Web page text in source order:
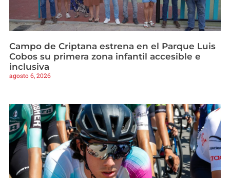
Campo de Criptana estrena en el Parque Luis
Cobos su primera zona infantil accesible e
inclusiva
agosto 6, 2026